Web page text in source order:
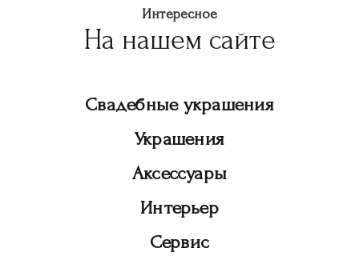
Интересное
На нашем сайте
Свадебные украшения
Украшения
Аксессуары
Интерьер
Сервис